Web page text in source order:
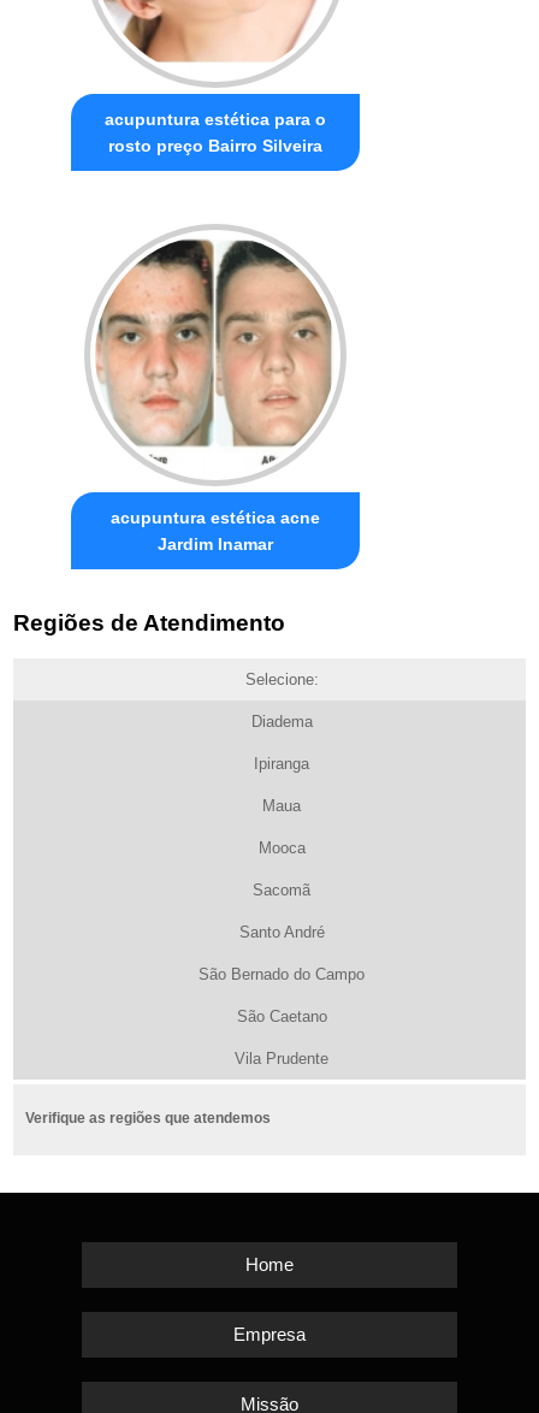
acupuntura estética para o
rosto preço Bairro Silveira
acupuntura estética acne
Jardim Inamar
Regiões de Atendimento
Selecione:
Diadema
Ipiranga
Maua
Mooca
Sacomã
Santo André
São Bernado do Campo
São Caetano
Vila Prudente
Verifique as regiões que atendemos
Home
Empresa
Missão